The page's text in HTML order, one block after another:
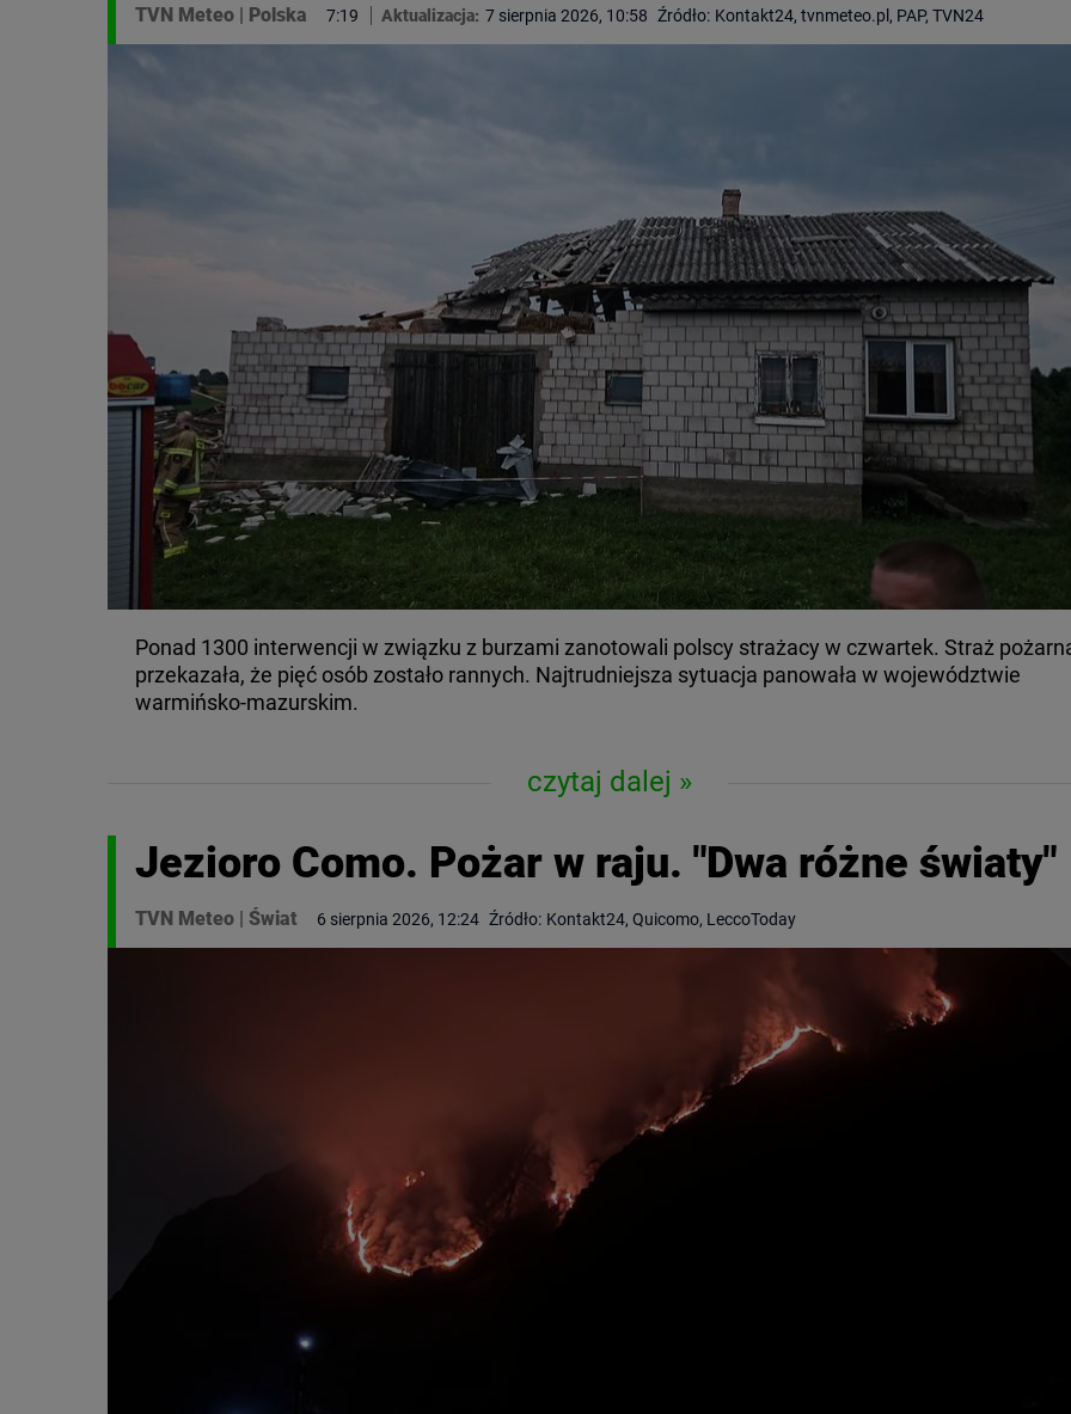
czytaj dalej
Ponad 1300 interwencji w związku z burzami zanotowali polscy strażacy w czwartek. Straż
przekazała, że pięć osób zostało rannych. Najtrudniejsza sytuacja panowała w województwie
warmińsko-mazurskim.
TVN Meteo Polska 7:19 Aktualizacja: 7 sierpnia 2026, 10:58 Źródło: Kontakt24, tvnmeteo.pl, PAP, TVN24
Jezioro Como. Pożar w raju. "Dwa różne światy"
TVN Meteo | Świat 6 sierpnia 2026, 12:24 Źródło: Kontakt24, Quicomo, LeccoToday